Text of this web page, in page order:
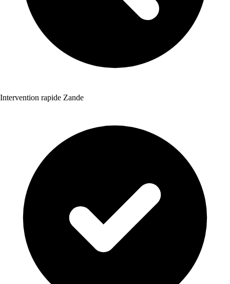
Intervention rapide Zande